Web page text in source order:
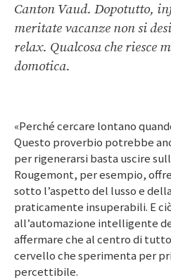
Canton Vaud. Dopotutto,
meritate vacanze non si
relax. Qualcosa che riesce
domotica.
«Perché cercare lontano
Questo proverbio potrebbe
per rigenerarsi basta uscire
Rougemont, per esempio,
sotto l’aspetto del lusso e
praticamente insuperabili. E
all’automazione intelligente
affermare che al centro di tutto
cervello che sperimenta per
percettibile.